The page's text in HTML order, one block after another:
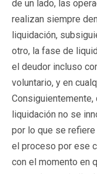
de un lado, las
realizan siempre
liquidación,
otro, la fase de
el deudor incluso
voluntario, y en
Consiguientemente,
liquidación no se
por lo que se
el proceso por ese
con el momento en